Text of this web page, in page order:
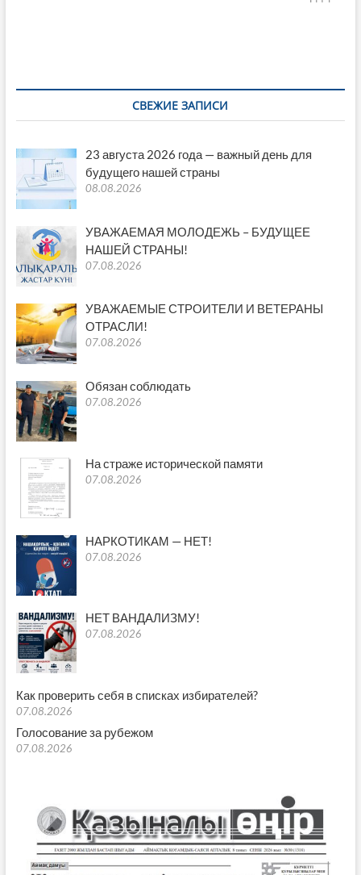
СВЕЖИЕ ЗАПИСИ
23 августа 2026 года — важный день для
будущего нашей страны
08.08.2026
УВАЖАЕМАЯ МОЛОДЕЖЬ – БУДУЩЕЕ
НАШЕЙ СТРАНЫ!
07.08.2026
УВАЖАЕМЫЕ СТРОИТЕЛИ И ВЕТЕРАНЫ
ОТРАСЛИ!
07.08.2026
Обязан соблюдать
07.08.2026
На страже исторической памяти
07.08.2026
НАРКОТИКАМ — НЕТ!
07.08.2026
НЕТ ВАНДАЛИЗМУ!
07.08.2026
Как проверить себя в списках избирателей?
07.08.2026
Голосование за рубежом
07.08.2026